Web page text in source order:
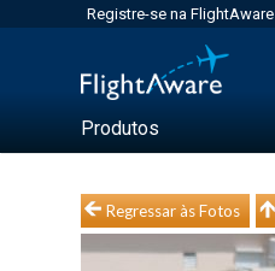
Registre-se na FlightAware
Produtos
Regressar às Fotos